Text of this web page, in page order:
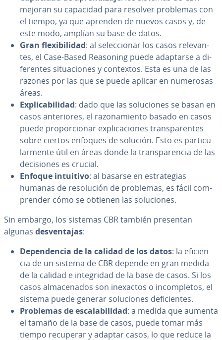
mejoran su capacidad para resolver problemas con
el tiempo, ya que aprenden de nuevos casos y, de
este modo, amplían su base de datos.
Gran fle­xi­bi­li­dad: al se­le­c­cio­nar los casos re­le­va­n­
tes, el Case-Based Reasoning puede adaptarse a di­
fe­re­n­tes si­tua­cio­nes y contextos. Esta es una de las
razones por las que se puede aplicar en numerosas
áreas.
Ex­pli­ca­bi­li­dad: dado que las so­lu­cio­nes se basan en
casos an­te­rio­res, el ra­zo­na­mie­n­to basado en casos
puede pro­po­r­cio­nar ex­pli­ca­cio­nes tra­n­s­pa­re­n­tes
sobre ciertos enfoques de solución. Esto es pa­r­ti­cu­
la­r­me­n­te útil en áreas donde la tra­n­s­pa­re­n­cia de las
de­ci­sio­nes es crucial.
Enfoque intuitivo: al basarse en es­tra­te­gias
humanas de re­so­lu­ción de problemas, es fácil co­m­
pre­n­der cómo se obtienen las so­lu­cio­nes.
Sin embargo, los sistemas CBR también presentan
algunas de­s­ve­n­ta­jas:
De­pe­n­de­n­cia de la calidad de los datos: la efi­cie­n­
cia de un sistema de CBR depende en gran medida
de la calidad e in­te­gri­dad de la base de casos. Si los
casos al­ma­ce­na­dos son inexactos o in­co­m­ple­tos, el
sistema puede generar so­lu­cio­nes de­fi­cie­n­tes.
Problemas de es­ca­la­bi­li­dad: a medida que aumenta
el tamaño de la base de casos, puede tomar más
tiempo recuperar y adaptar casos, lo que reduce la